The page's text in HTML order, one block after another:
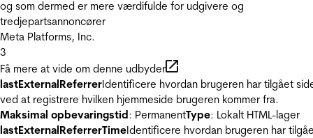
og som dermed er mere værdifulde for udgivere og
tredjepartsannoncører
Meta Platforms, Inc.
3
Få mere at vide om denne udbyder
lastExternalReferrerIdentificere hvordan brugeren har tilgået
ved at registrere hvilken hjemmeside brugeren kommer fra.
Maksimal opbevaringstid: PermanentType: Lokalt HTML-lager
lastExternalReferrerTimeIdentificere hvordan brugeren har